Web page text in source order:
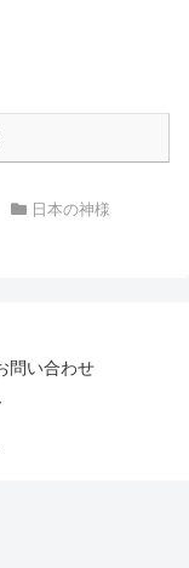
日本の神様
問い合わせ